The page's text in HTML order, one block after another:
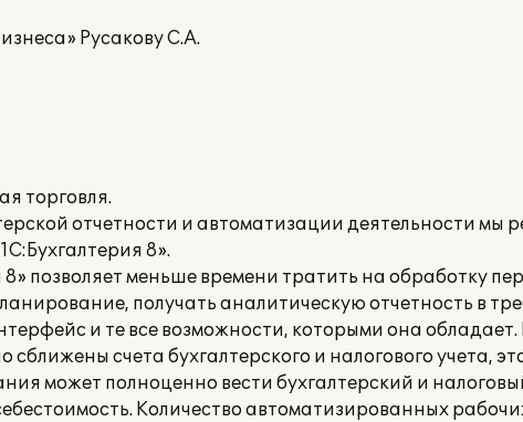
Русакову С.А.
торговля.
отчетности и автоматизации деятельности мы
8».
позволяет меньше времени тратить на обработку
получать аналитическую отчетность в
и те все возможности, которыми она
сближены счета бухгалтерского и налогового учета,
может полноценно вести бухгалтерский и
Количество автоматизированных